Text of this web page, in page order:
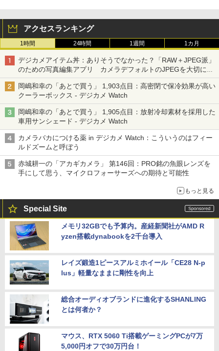
アクセスランキング
1時間 24時間 1週間 1カ月
デジカメアイテム丼：ありそうでなかった？「RAW＋JPEG派」
のための写真編集アプリ カメラデフォルトのJPEGを大切にす
る「Filmator」
岡嶋和幸の「あとで買う」 1,903点目：高密閉で保冷効果が高い
クーラーボックス - デジカメ Watch
岡嶋和幸の「あとで買う」 1,905点目：放射冷却素材を採用した
車用サンシェード - デジカメ Watch
カメラバカにつける薬 in デジカメ Watch：こういうのはフィー
ルドズームと呼ぼう
赤城耕一の「アカギカメラ」 第146回：PRO銘の魚眼レンズを
手にして思う、マイクロフォーサーズへの期待と可能性
もっと見る
Special Site
メモリ32GBでも予算内。産経新聞社がAMD R
yzen搭載dynabookを2千台導入
レイズ鍛造1ピースアルミホイール「CE28 N-p
lus」軽量なままに剛性を向上
総合オーディオブランドに進化するSHANLING
とは何者か？
マウス、RTX 5060 Ti搭載ゲーミングPCが7万
5,000円オフで30万円台！